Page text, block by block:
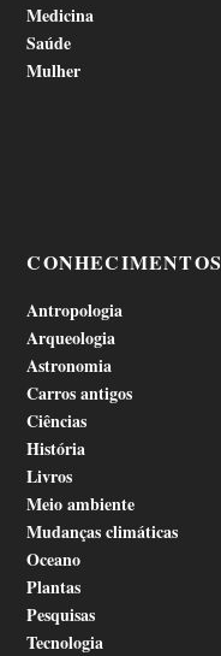
Medicina
Saúde
Mulher
CONHECIMENTOS
Antropologia
Arqueologia
Astronomia
Carros antigos
Ciências
História
Livros
Meio ambiente
Mudanças climáticas
Oceano
Plantas
Pesquisas
Tecnologia